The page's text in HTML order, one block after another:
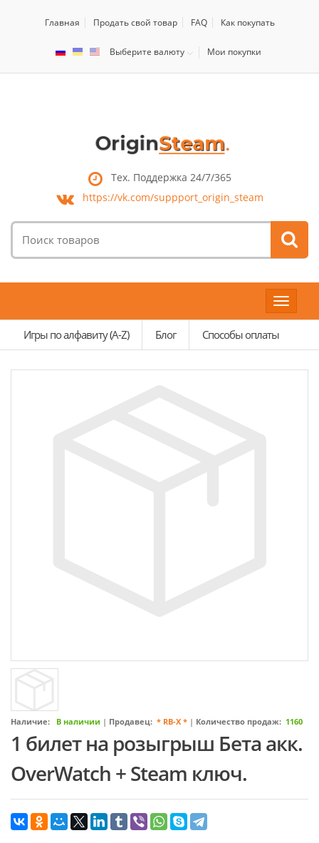
Главная Продать свой товар FAQ Как покупать
Выберите валюту Мои покупки
Тех. Поддержка 24/7/365
https://vk.com/suppport_origin_steam
товаров:
Toggle
Игры по алфавиту (A-Z)
Блог Способы оплаты
Наличие: В наличии | Продавец: * RB-X * | Количество продаж: 1160
1 билет на розыгрыш Бета акк.
OverWatch + Steam ключ.